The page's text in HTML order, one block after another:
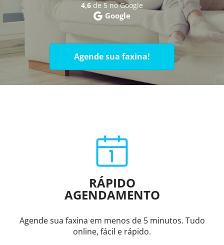
4,6 de 5 no Google
Google
Agende sua faxina!
RÁPIDO
AGENDAMENTO
Agende sua faxina em menos de 5 minutos. Tudo
online, fácil e rápido.